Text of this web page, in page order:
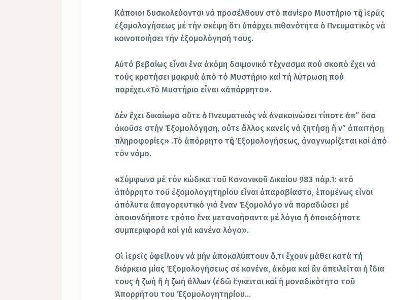
Κάποιοι δυσκολεύονται νά προσέλθουν στό πανίερο Μυστήριο τῆς ἱερᾶς
ἐξομολογήσεως μέ τήν σκέψη ὅτι ὑπάρχει πιθανότητα ὁ Πνευματικός νά
κοινοποιήσει τήν ἐξομολόγησή τους.
Αὐτό βεβαίως εἶναι ἕνα ἀκόμη δαιμονικό τέχνασμα πού σκοπό ἔχει νά
τούς κρατήσει μακρυά ἀπό τό Μυστήριο καί τή λύτρωση πού
παρέχει.«Τό Μυστήριο εἶναι «ἀπόρρητο».
Δέν ἔχει δικαίωμα οὔτε ὁ Πνευματικός νά ἀνακοινώσει τίποτε ἀπ” ὅσα
ἀκοῦσε στήν Ἐξομολόγηση, οὔτε ἄλλος κανείς νά ζητήσῃ ἤ ν” ἀπαιτήσῃ
πληροφορίες» .Τό ἀπόρρητο τῆς Ἐξομολογήσεως, ἀναγνωρίζεται καί ἀπό
τόν νόμο.
«Σύμφωνα μέ τόν κώδικα τοῦ Κανονικοῦ Δικαίου 983 πάρ.1: «τό
ἀπόρρητο τοῦ ἐξομολογητηρίου εἶναι ἀπαραβίαστο, ἑπομένως εἶναι
ἀπόλυτα ἀπαγορευτικό γιά ἕναν Ἐξομολόγο νά παραδώσει μέ
ὁποιονδήποτε τρόπο ἕνα μετανοήσαντα μέ λόγια ἤ ὁποιαδήποτε
συμπεριφορά καί γιά κανένα λόγο».
Οἱ ἱερεῖς ὀφείλουν νά μήν ἀποκαλύπτουν ὅ,τι ἔχουν μάθει κατά τή
διάρκεια μίας Ἐξομολογήσεως σέ κανένα, ἀκόμα καί ἄν ἀπειλεῖται ἡ ἴδια
τους ἡ ζωή ἤ ἡ ζωή ἄλλων (ἐδῶ ἔγκειται καί ἡ μοναδικότητα τοῦ
Ἀπορρήτου του Ἐξομολογητηρίου…